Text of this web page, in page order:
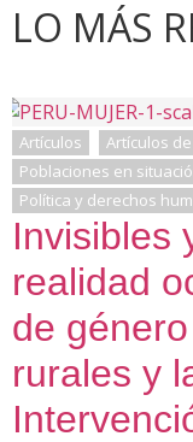
LO MÁS
Artículos Artículos
Poblaciones en
Política y derechos
Invisibles
realidad
de
rurales y